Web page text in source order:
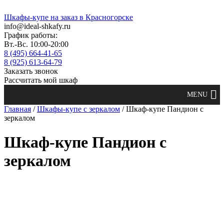
Шкафы-купе на заказ в Красногорске
info@ideal-shkafy.ru
График работы:
Вт.-Вс. 10:00-20:00
8 (495) 664-41-65
8 (925) 613-64-79
Заказать звонок
Рассчитать мой шкаф
Главная /Шкафы-купе с зеркалом / Шкаф-купе Пандион с
зеркалом
Шкаф-купе Пандион с
зеркалом